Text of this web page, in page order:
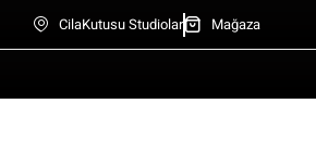
CilaKutusu Studiolar Mağaza